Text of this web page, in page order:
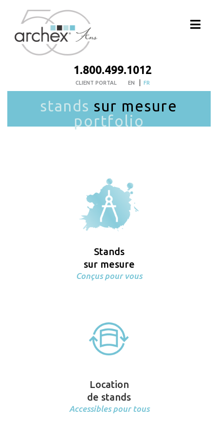
1.800.499.1012
CLIENT PORTAL EN FR
stands sur mesure
portfolio
Stands
sur mesure
Conçus pour vous
Location
de stands
Accessibles pour tous